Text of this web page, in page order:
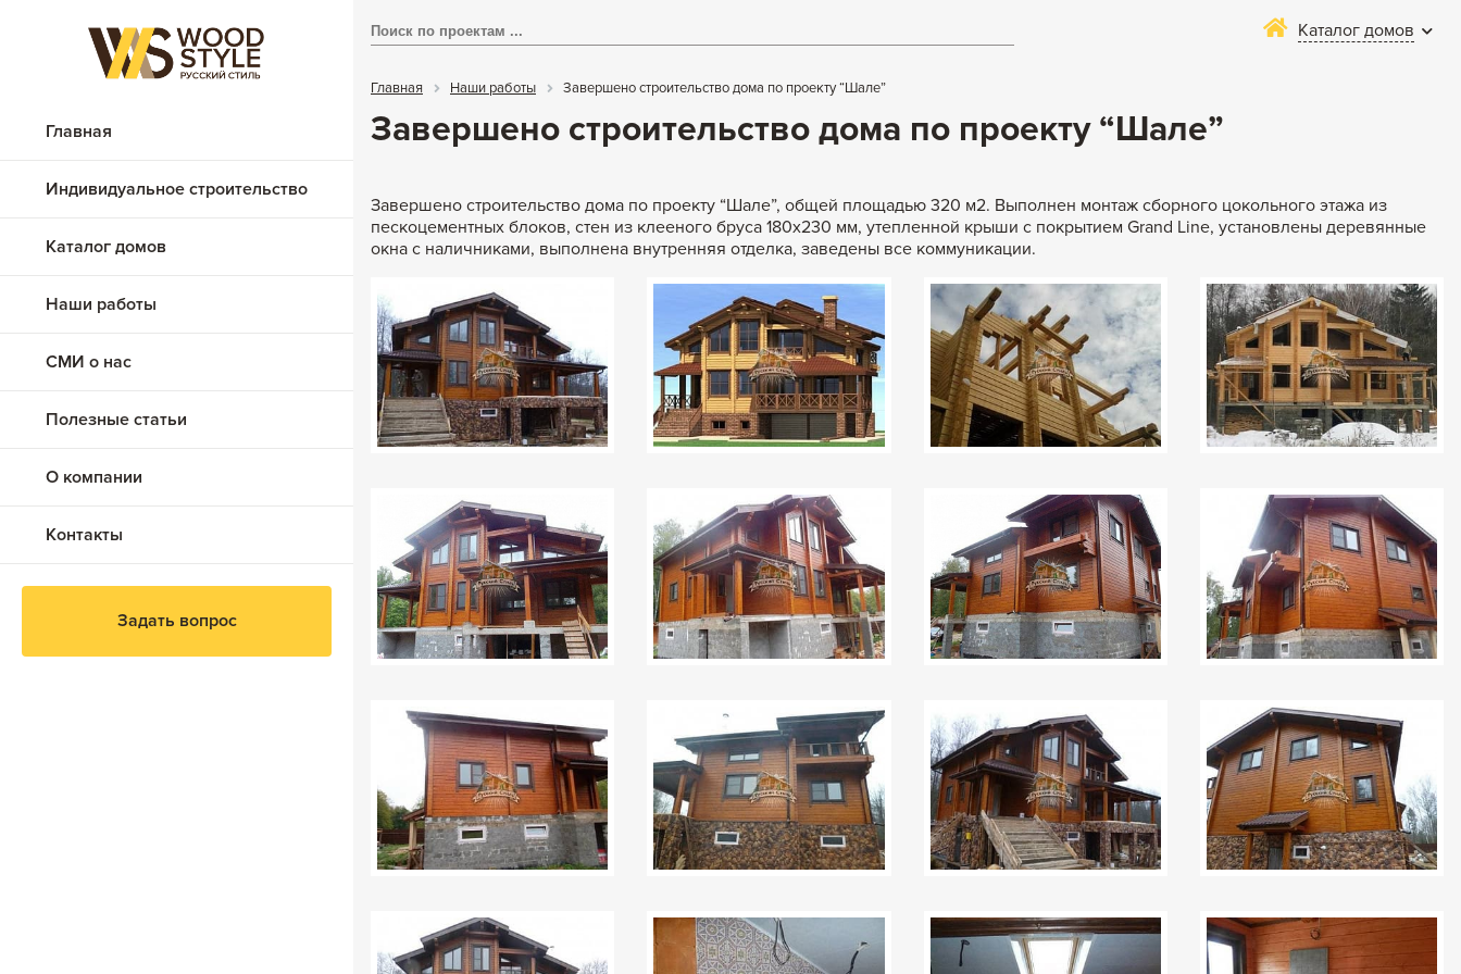
Главная
Индивидуальное строительство
Каталог домов
Из клееного бруса
Каменные
Комбинированные
Наши работы
СМИ о нас
Полезные статьи
О компании
Контакты
Задать вопрос
Каталог домов
Главная Наши работы Завершено строительство дома по проекту “Шале”
Завершено строительство дома по проекту “Шале”
Завершено строительство дома по проекту “Шале”, общей площадью 320 м2. Выполнен монтаж сборного цокольного этажа из
пескоцементных блоков, стен из клееного бруса 180х230 мм, утепленной крыши с покрытием Grand Line, установлены деревянные
окна с наличниками, выполнена внутренняя отделка, заведены все коммуникации.